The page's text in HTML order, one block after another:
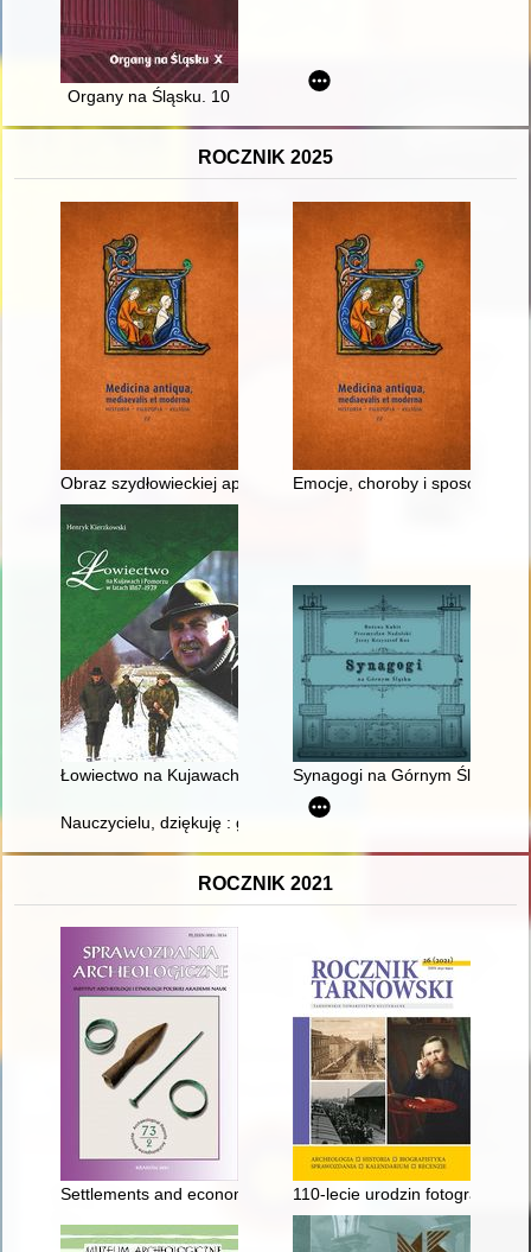
Organy na Śląsku. 10
ROCZNIK 2025
Obraz szydłowieckiej apteki w świetle dokumentów z pierwszej
Emocje, choroby i sposoby
Łowiectwo na Kujawach i Pomorzu w latach 1867-1939
Synagogi na Górnym Śląsku
Nauczycielu, dziękuję : gmina Pogorzela
ROCZNIK 2021
Settlements and economy of the Funnel Beaker Culture
110-lecie urodzin fotografa